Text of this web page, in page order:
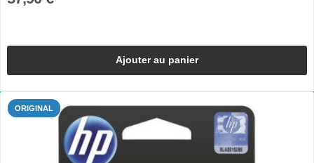
Ajouter au panier
ORIGINAL